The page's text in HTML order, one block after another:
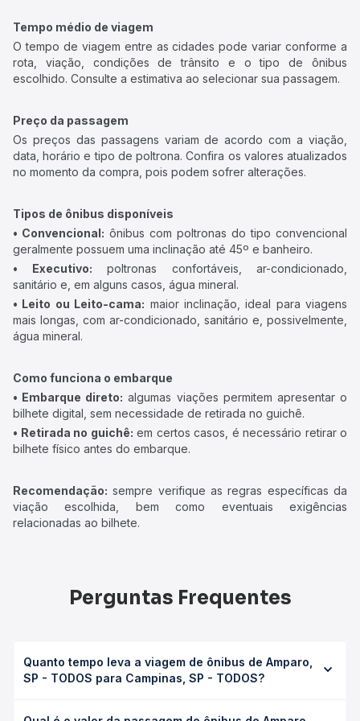
Tempo médio de viagem
O tempo de viagem entre as cidades pode variar conforme a
rota, viação, condições de trânsito e o tipo de ônibus
escolhido. Consulte a estimativa ao selecionar sua passagem.
Preço da passagem
Os preços das passagens variam de acordo com a viação,
data, horário e tipo de poltrona. Confira os valores atualizados
no momento da compra, pois podem sofrer alterações.
Tipos de ônibus disponíveis
• Convencional: ônibus com poltronas do tipo convencional
geralmente possuem uma inclinação até 45º e banheiro.
• Executivo: poltronas confortáveis, ar-condicionado,
sanitário e, em alguns casos, água mineral.
• Leito ou Leito-cama: maior inclinação, ideal para viagens
mais longas, com ar-condicionado, sanitário e, possivelmente,
água mineral.
Como funciona o embarque
• Embarque direto: algumas viações permitem apresentar o
bilhete digital, sem necessidade de retirada no guichê.
• Retirada no guichê: em certos casos, é necessário retirar o
bilhete físico antes do embarque.
Recomendação: sempre verifique as regras específicas da
viação escolhida, bem como eventuais exigências
relacionadas ao bilhete.
Perguntas Frequentes
Quanto tempo leva a viagem de ônibus de Amparo,
SP - TODOS para Campinas, SP - TODOS?